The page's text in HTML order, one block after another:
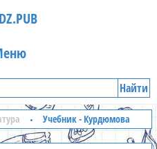
Найти
Учебник - Курдюмова